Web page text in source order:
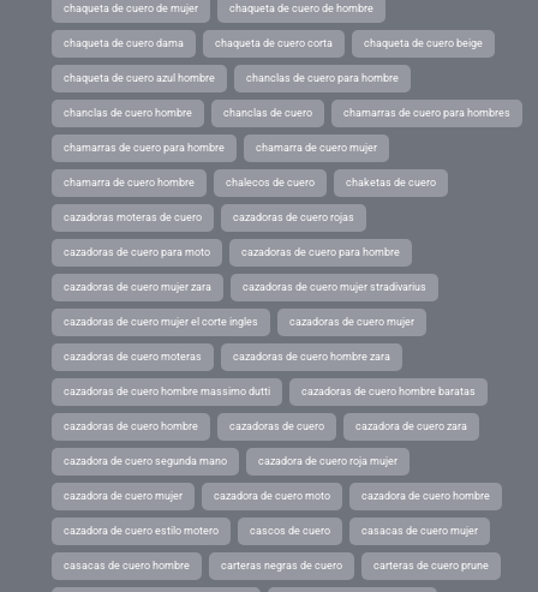
chaqueta de cuero de mujer chaqueta de cuero de hombre
chaqueta de cuero dama chaqueta de cuero corta chaqueta de cuero beige
chaqueta de cuero azul hombre chanclas de cuero para hombre
chanclas de cuero hombre chanclas de cuero chamarras de cuero para hombres
chamarras de cuero para hombre chamarra de cuero mujer
chamarra de cuero hombre chalecos de cuero chaketas de cuero
cazadoras moteras de cuero cazadoras de cuero rojas
cazadoras de cuero para moto cazadoras de cuero para hombre
cazadoras de cuero mujer zara cazadoras de cuero mujer stradivarius
cazadoras de cuero mujer el corte ingles cazadoras de cuero mujer
cazadoras de cuero moteras cazadoras de cuero hombre zara
cazadoras de cuero hombre massimo dutti cazadoras de cuero hombre baratas
cazadoras de cuero hombre cazadoras de cuero cazadora de cuero zara
cazadora de cuero segunda mano cazadora de cuero roja mujer
cazadora de cuero mujer cazadora de cuero moto cazadora de cuero hombre
cazadora de cuero estilo motero cascos de cuero casacas de cuero mujer
casacas de cuero hombre carteras negras de cuero carteras de cuero prune